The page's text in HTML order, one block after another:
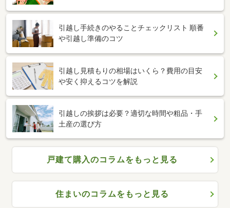
引越し手続きのやることチェックリスト 順番
や引越し準備のコツ
引越し見積もりの相場はいくら？費用の目安
や安く抑えるコツを解説
引越しの挨拶は必要？適切な時間や粗品・手
土産の選び方
戸建て購入のコラムをもっと見る
住まいのコラムをもっと見る